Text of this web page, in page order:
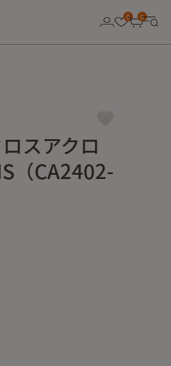
0 0
スアクロ
（CA2402-